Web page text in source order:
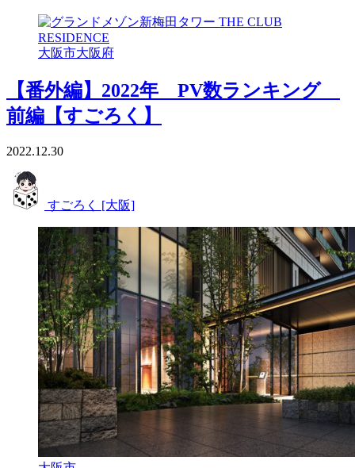
大阪市大阪府
【番外編】2022年 PV数ランキング
前編【すごろく】
2022.12.30
すごろく [大阪]